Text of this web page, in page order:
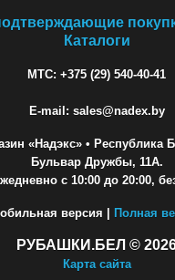
Каталоги
МТС: +375 (29) 540-40-41
E-mail: sales@nadex.by
«Надэкс»• Республика
Бульвар Дружбы, 11А.
с 10:00 до 20:00,
версия | Полная
РУБАШКИ.БЕЛ ©
Карта сайта